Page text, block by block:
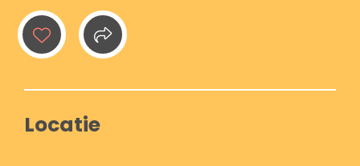
Locatie